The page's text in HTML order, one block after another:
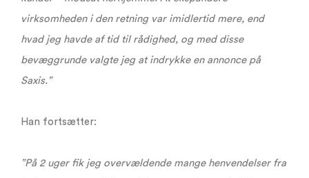
virksomheden i den retning var imidlertid mere, end
hvad jeg havde af tid til rådighed, og med disse
bevæggrunde valgte jeg at indrykke en annonce på
Saxis.”
Han fortsætter:
”På 2 uger fik jeg overvældende mange henvendelser fra